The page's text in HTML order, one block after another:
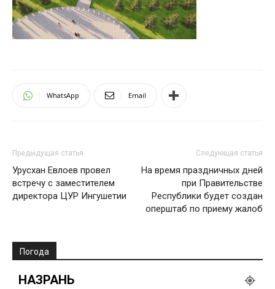
WhatsApp Email
Предыдущая статья
Урусхан Евлоев провел
встречу с заместителем
директора ЦУР Ингушетии
Следующая статья
На время праздничных дней
при Правительстве
Республики будет создан
оперштаб по приему жалоб
Погода
НАЗРАНЬ